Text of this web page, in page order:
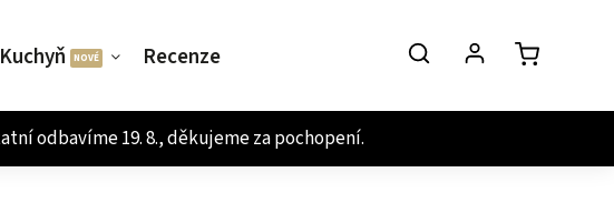
Kuchyň Recenze